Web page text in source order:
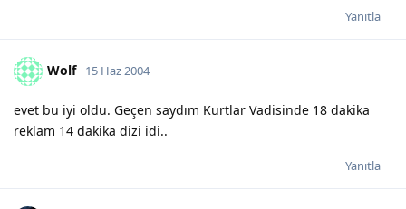
Yanıtla
Wolf 15 Haz 2004
evet bu iyi oldu. Geçen saydım Kurtlar Vadisinde 18 dakika
reklam 14 dakika dizi idi..
Yanıtla